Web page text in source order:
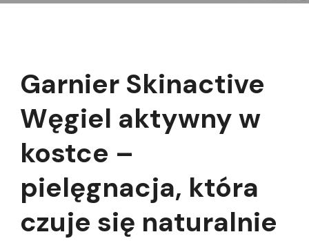
Garnier Skinactive
Węgiel aktywny w
kostce –
pielęgnacja, która
czuje się naturalnie